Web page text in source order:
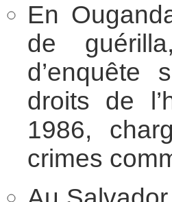
En
de
d’enquête
droits de
1986,
crimes